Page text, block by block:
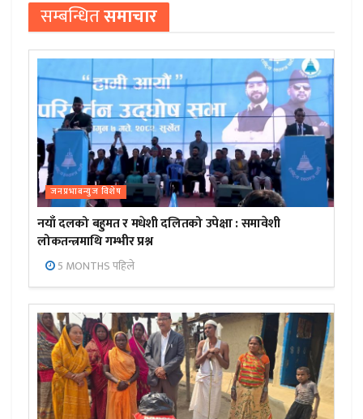
सम्बन्धितसमाचार
जनप्रभाबन्युज विशेष
नयाँ दलको बहुमत र मधेशी दलितको उपेक्षा : समावेशी
लोकतन्त्रमाथि गम्भीर प्रश्न
5 MONTHS पहिले